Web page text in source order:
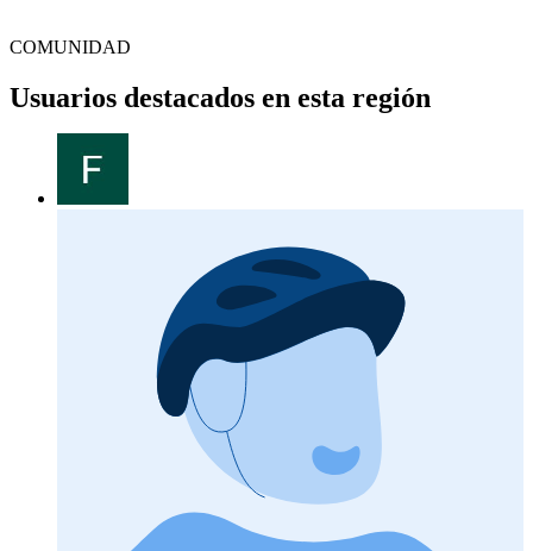
COMUNIDAD
Usuarios destacados en esta región